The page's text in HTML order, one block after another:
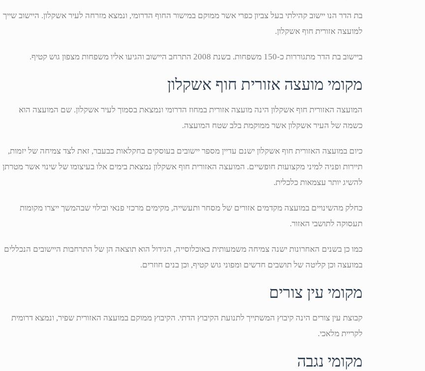
בת הדר הנו יישוב קהילתי בעל צביון כפרי אשר ממוקם במישור החוף הדרומי, ונמצא מזרחה לעיר אשקלון. היישוב שייך
למועצה אזורית חוף אשקלון.
ביישוב בת הדר מתגוררות כ-150 משפחות. בשנת 2008 התרחב היישוב והגיעו אליו משפחות מצפון גוש קטיף.
מקומי מועצה אזורית חוף אשקלון
המועצה האזורית חוף אשקלון הינה מועצה אזורית במחוז הדרומי ונמצאת בסמוך לעיר אשקלון. שם המועצה הוא
כשמה של העיר אשקלון אשר ממוקמת בלב שטח המועצה.
כיום במועצה האזורית חוף אשקלון ישנם עדיין מספר יישובים בעוסקים בחקלאות כבעבר, זאת לצד צמיחה של יזמות,
תיירות ופניה למיני מקצועות חופשיים. המועצה האזורית חוף אשקלון נמצאת בימים אלו בעיצומו של שינוי אשר מטרתן
להשיג יותר עצמאות כלכלית.
כחלק מהשינויים במועצה מקדמים אזורים של מסחר ותעשייה, מקימים מרכזי פנאי ובילוי שבהמשך ייצרו מקומות
תעסוקה לתושבי האזור.
כמו כן בשנים האחרונות ישנה צמיחה משמעותית באוכלוסייה, הגידול הוא תוצאה הן של התרחבות היישובים הנכללים
במועצה וכן קליטה של תושבים חדשים ומפוני גוש קטיף, וכן בנים חוזרים.
מקומי עין צורים
קבוצת עין צורים הינה קיבוץ המשתייך לתנועת הקיבוץ הדתי. הקיבוץ ממוקם במועצה האזורית שפיר, ונמצא דרומית
לקריית מלאכי.
מקומי נגבה